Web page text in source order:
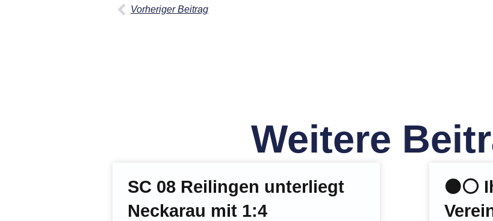
Vorheriger Beitrag
Weitere
SC 08 Reilingen unterliegt
Neckarau mit 1:4
⚫️⚪️